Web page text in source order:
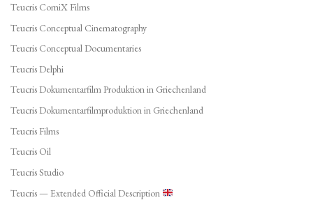
Teucris ComiX Films
Teucris Conceptual Cinematography
Teucris Conceptual Documentaries
Teucris Delphi
Teucris Dokumentarfilm Produktion in Griechenland
Teucris Dokumentarfilmproduktion in Griechenland
Teucris Films
Teucris Oil
Teucris Studio
Teucris — Extended Official Description